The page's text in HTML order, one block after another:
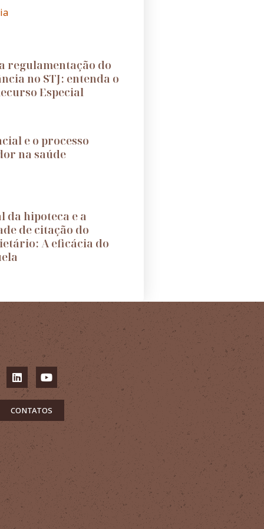
regulamentação do
no STJ: entenda o
Especial
e o processo
na saúde
da hipoteca e a
de citação do
A eficácia do
CONTATOS